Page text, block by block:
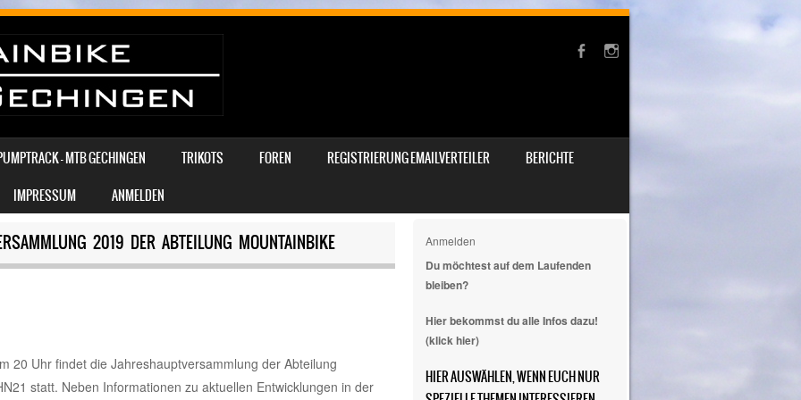
– MTB GECHINGEN TRIKOTS FOREN REGISTRIERUNG EMAILVERTEILER
BERICHTE
IMPRESSUM ANMELDEN
2019 DER ABTEILUNG MOUNTAINBIKE
20 Uhr findet die Jahreshauptversammlung der Abteilung
statt. Neben Informationen zu aktuellen Entwicklungen in der
Anmelden
Du möchtest auf dem Laufenden
bleiben?
Hier bekommst du alle Infos dazu!
(klick hier)
HIER AUSWÄHLEN, WENN EUCH NUR